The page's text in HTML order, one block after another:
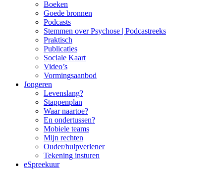
Boeken
Goede bronnen
Podcasts
Stemmen over Psychose | Podcastreeks
Praktisch
Publicaties
Sociale Kaart
Video’s
Vormingsaanbod
Jongeren
Levenslang?
Stappenplan
Waar naartoe?
En ondertussen?
Mobiele teams
Mijn rechten
Ouder/hulpverlener
Tekening insturen
eSpreekuur